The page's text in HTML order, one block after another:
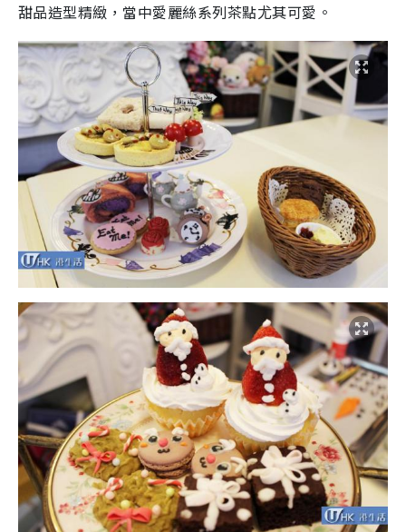
甜品造型精緻，當中愛麗絲系列茶點尤其可愛。